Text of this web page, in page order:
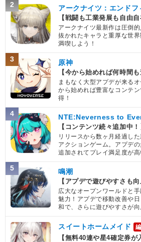
2 アークナイツ：エンドフ
【戦闘も工業発展も自由自
アークナイツ最新作は圧倒
抜かれたキャラと重厚な世
満喫しよう！
3 原神
【今から始めれば何時間も
まもなく大型アプデが来る
から始めれば豊富なコンテ
得！
4 NTE:Neverness to
【コンテンツ続々追加中！
リリースから数ヶ月経過し
アクションゲーム。アプデ
追加されてプレイ満足度が高
5 鳴潮
【アプデで遊びやすさも向
広大なオープンワールドと
魅力！アプデで移動改善や
和で、さらに遊びやすさが向
スイートホームメイド
【無料40連や星4確定券が